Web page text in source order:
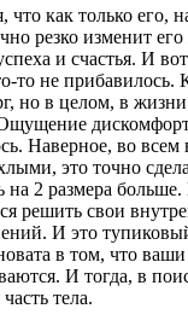
что как только его,
резко изменит
и счастья. И
то не прибавилось.
но в целом, в жизни
Наверное, во
это точно
на 2 размера
решить свои
И это
в том, что
И тогда, в
тела.